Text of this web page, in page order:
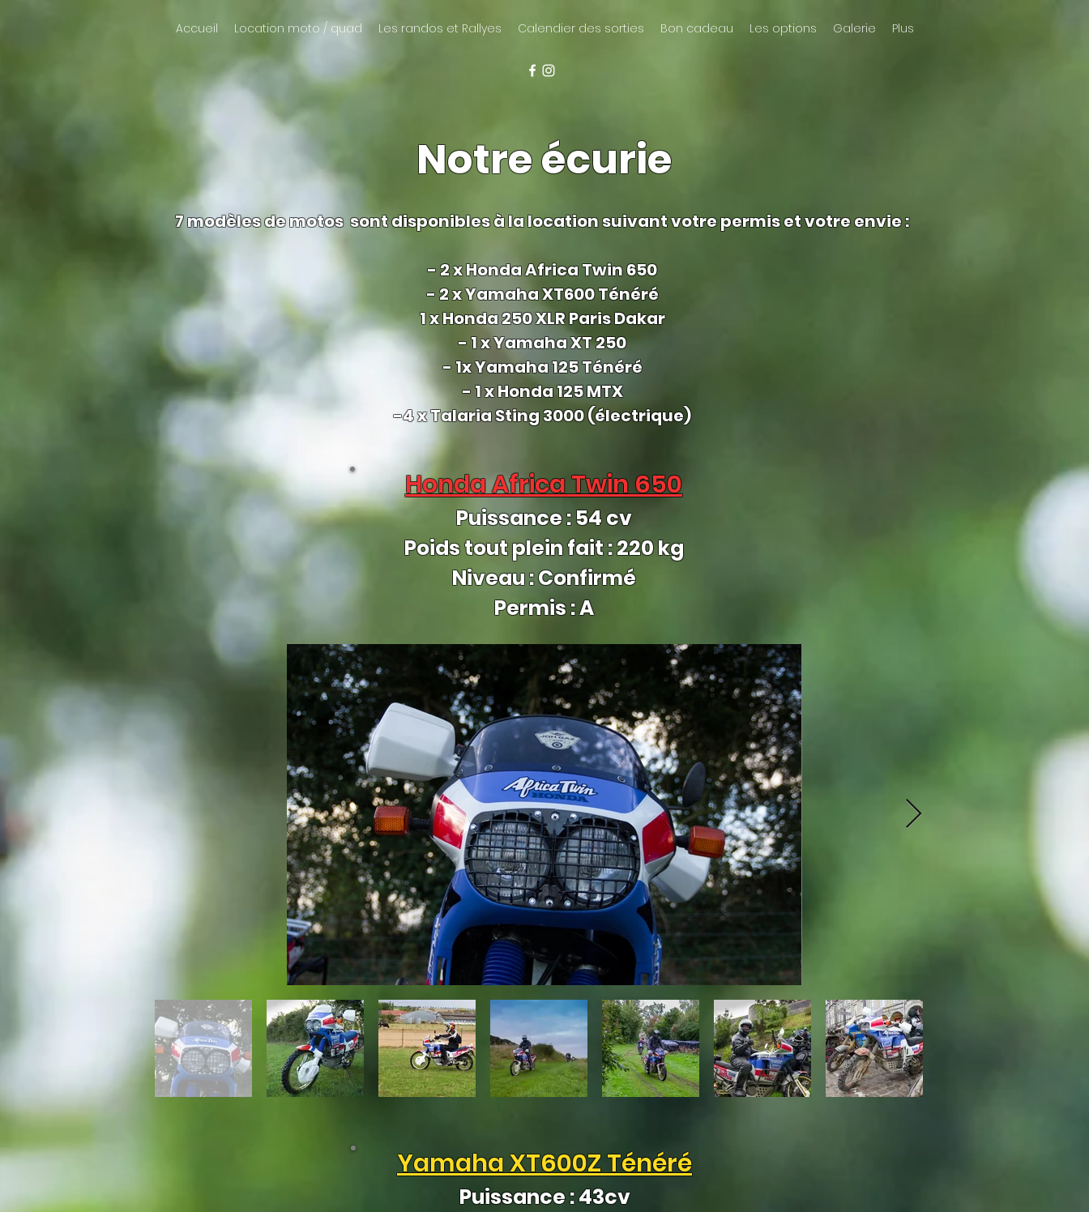
Accueil Location moto / quad Les randos et Rallyes Calendier des sorties Bon cadeau Les options Galerie Plus
Notre écurie
7 modèles de motos sont disponibles à la location suivant votre permis et votre envie:
- 2 x Honda Africa Twin 650
- 2 x Yamaha XT600 Ténéré
1 x Honda 250 XLR Paris Dakar
- 1 x Yamaha XT 250
- 1x Yamaha 125 Ténéré
- 1 x Honda 125 MTX
-4 x Talaria Sting 3000 (électrique)
Honda Africa Twin 650
Puissance : 54 cv
Poids tout plein fait : 220 kg
Niveau : Confirmé
Permis : A
Yamaha XT600Z Ténéré
Puissance : 43cv